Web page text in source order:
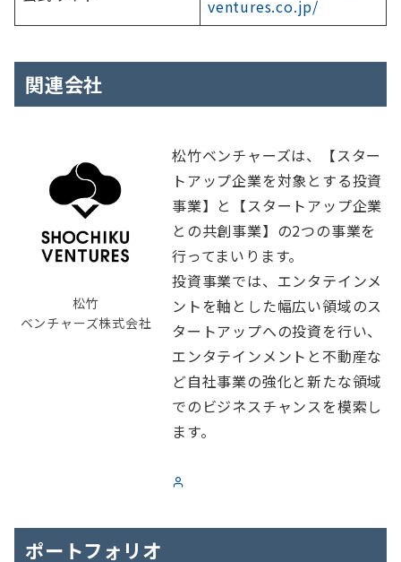
ventures.co.jp/
関連会社
松竹
ベンチャーズ株式会社
松竹ベンチャーズは、【スター
トアップ企業を対象とする投資
事業】と【スタートアップ企業
との共創事業】の2つの事業を
行ってまいります。
投資事業では、エンタテインメ
ントを軸とした幅広い領域のス
タートアップへの投資を行い、
エンタテインメントと不動産な
ど自社事業の強化と新たな領域
でのビジネスチャンスを模索し
ます。
ポートフォリオ